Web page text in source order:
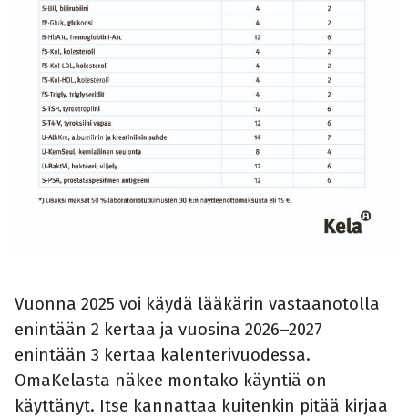
Vuonna 2025 voi käydä lääkärin vastaanotolla
enintään 2 kertaa ja vuosina 2026–2027
enintään 3 kertaa kalenterivuodessa.
OmaKelasta näkee montako käyntiä on
käyttänyt. Itse kannattaa kuitenkin pitää kirjaa